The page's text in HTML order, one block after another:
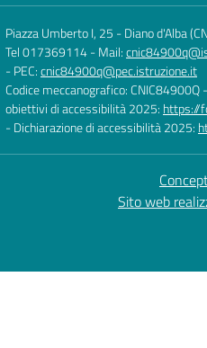
Piazza Umberto I, 25 - Diano d'Alba
Tel 017369114- Mail:
- PEC:cnic84900q@pec.istruzione.it
Codice meccanografico: CNIC84900Q
obiettivi di accessibilità 2025: https://
- Dichiarazione di accessibilità 2025:
Sito web